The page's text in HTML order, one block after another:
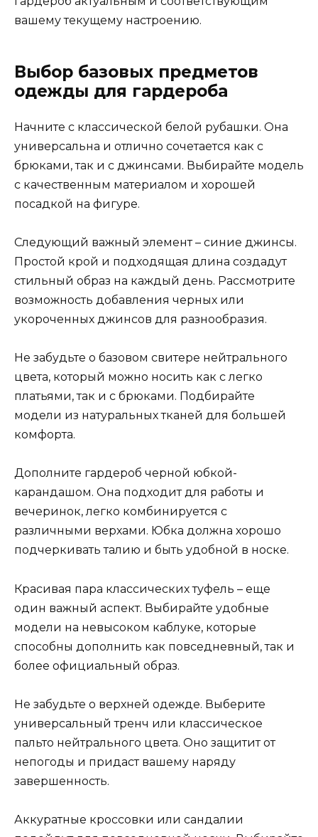
вашему текущему настроению.
Выбор базовых предметов
одежды для гардероба
Начните с классической белой рубашки. Она
универсальна и отлично сочетается как с
брюками, так и с джинсами. Выбирайте модель
с качественным материалом и хорошей
посадкой на фигуре.
Следующий важный элемент – синие джинсы.
Простой крой и подходящая длина создадут
стильный образ на каждый день. Рассмотрите
возможность добавления черных или
укороченных джинсов для разнообразия.
Не забудьте о базовом свитере нейтрального
цвета, который можно носить как с легко
платьями, так и с брюками. Подбирайте
модели из натуральных тканей для большей
комфорта.
Дополните гардероб черной юбкой-
карандашом. Она подходит для работы и
вечеринок, легко комбинируется с
различными верхами. Юбка должна хорошо
подчеркивать талию и быть удобной в носке.
Красивая пара классических туфель – еще
один важный аспект. Выбирайте удобные
модели на невысоком каблуке, которые
способны дополнить как повседневный, так и
более официальный образ.
Не забудьте о верхней одежде. Выберите
универсальный тренч или классическое
пальто нейтрального цвета. Оно защитит от
непогоды и придаст вашему наряду
завершенность.
Аккуратные кроссовки или сандалии